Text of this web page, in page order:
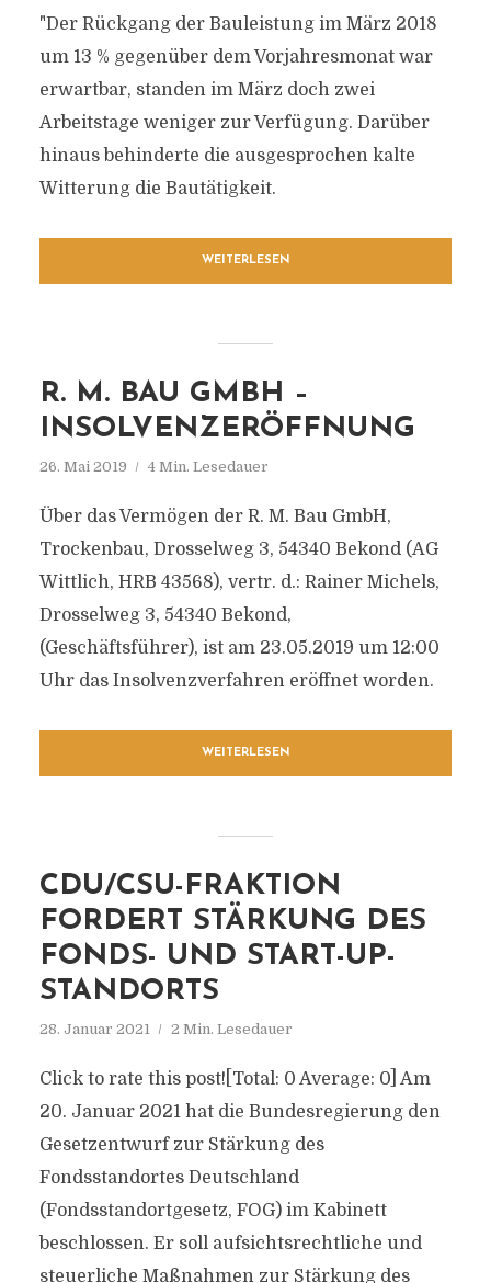
"Der Rückgang der Bauleistung im März 2018
um 13 % gegenüber dem Vorjahresmonat war
erwartbar, standen im März doch zwei
Arbeitstage weniger zur Verfügung. Darüber
hinaus behinderte die ausgesprochen kalte
Witterung die Bautätigkeit.
WEITERLESEN
R. M. BAU GMBH –
INSOLVENZERÖFFNUNG
26. Mai 2019 4 Min. Lesedauer
Über das Vermögen der R. M. Bau GmbH,
Trockenbau, Drosselweg 3, 54340 Bekond (AG
Wittlich, HRB 43568), vertr. d.: Rainer Michels,
Drosselweg 3, 54340 Bekond,
(Geschäftsführer), ist am 23.05.2019 um 12:00
Uhr das Insolvenzverfahren eröffnet worden.
WEITERLESEN
CDU/CSU-FRAKTION
FORDERT STÄRKUNG DES
FONDS- UND START-UP-
STANDORTS
28. Januar 2021 2 Min. Lesedauer
Click to rate this post![Total: 0 Average: 0] Am
20. Januar 2021 hat die Bundesregierung den
Gesetzentwurf zur Stärkung des
Fondsstandortes Deutschland
(Fondsstandortgesetz, FOG) im Kabinett
beschlossen. Er soll aufsichtsrechtliche und
steuerliche Maßnahmen zur Stärkung des